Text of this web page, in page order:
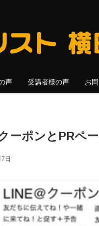
声 受講者様の声 お
ーポンとPRペ
日